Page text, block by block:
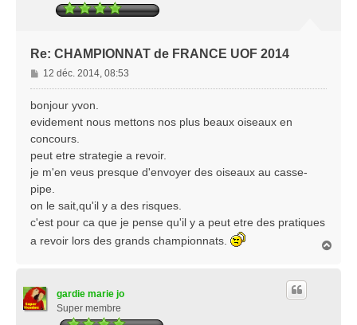
Re: CHAMPIONNAT de FRANCE UOF 2014
M
e
s
s
g
e
12 déc. 2014, 08:53
bonjour yvon.
evidement nous mettons nos plus beaux oiseaux en
concours.
peut etre strategie a revoir.
je m'en veus presque d'envoyer des oiseaux au casse-
pipe.
on le sait,qu'il y a des risques.
c'est pour ca que je pense qu'il y a peut etre des pratiques
a revoir lors des grands championnats.
gardie marie jo
Super membre